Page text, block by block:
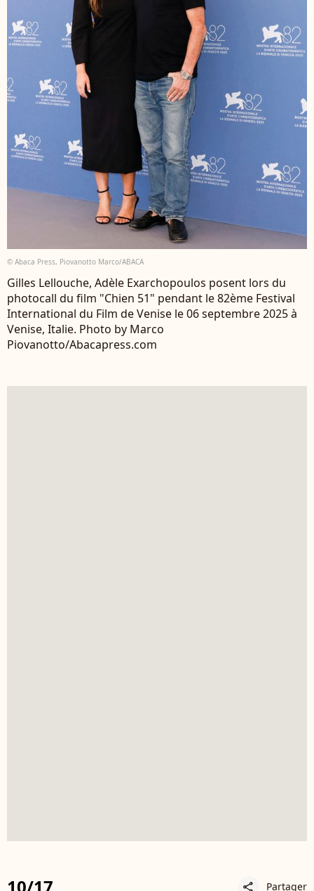
© Abaca Press, Piovanotto Marco/ABACA
Gilles Lellouche, Adèle Exarchopoulos posent lors du
photocall du film "Chien 51" pendant le 82ème Festival
International du Film de Venise le 06 septembre 2025 à
Venise, Italie. Photo by Marco
Piovanotto/Abacapress.com
share Partager